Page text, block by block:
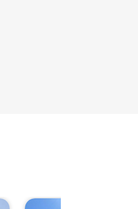
れしみしみプルコギ丼(温玉あ